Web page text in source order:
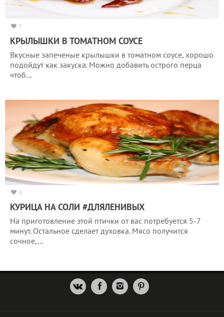
7
КРЫЛЫШКИ В ТОМАТНОМ СОУСЕ
Вкусные запеченые крылышки в томатном соусе, хорошо
подойдут как закуска. Можно добавить острого перца
чтоб…
0
КУРИЦА НА СОЛИ #ДЛЯЛЕНИВЫХ
На приготовление этой птички от вас потребуется 5-7
минут. Остальное сделает духовка. Мясо получится
сочное,…